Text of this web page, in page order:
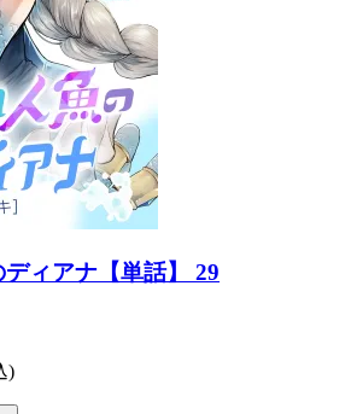
ィアナ【単話】 29
)